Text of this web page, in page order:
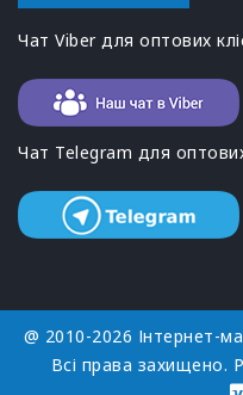
Чат Viber для оптових
Чат Telegram для оптових
@ 2010-2026 Інтернет-
Всі права захищено.